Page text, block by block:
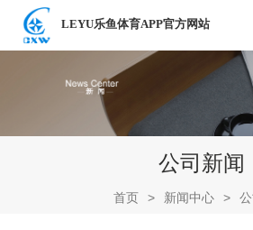
LEYU乐鱼体育APP官方网站
公司新闻
首页 > 新闻中心 >